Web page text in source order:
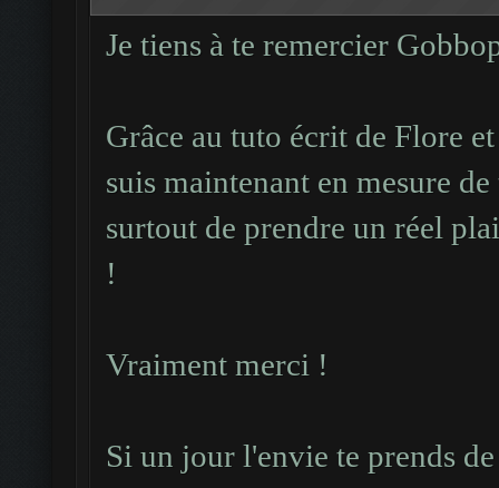
Je tiens à te remercier
Grâce au tuto écrit de Flore
suis maintenant en mesure
surtout de prendre un réel
!
Vraiment merci !
Si un jour l'envie te prends